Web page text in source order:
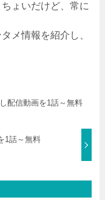
ょいだけど、常に
メ情報を紹介し、
配信動画を1話～無料
1話～無料